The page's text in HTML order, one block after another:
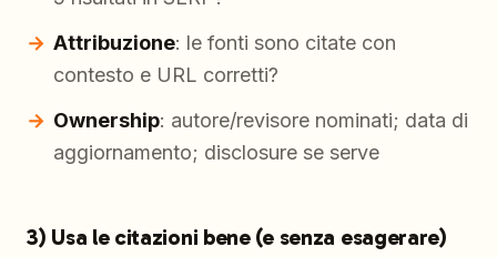
Attribuzione: le fonti sono citate con
contesto e URL corretti?
Ownership: autore/revisore nominati; data di
aggiornamento; disclosure se serve
3) Usa le citazioni bene (e senza esagerare)